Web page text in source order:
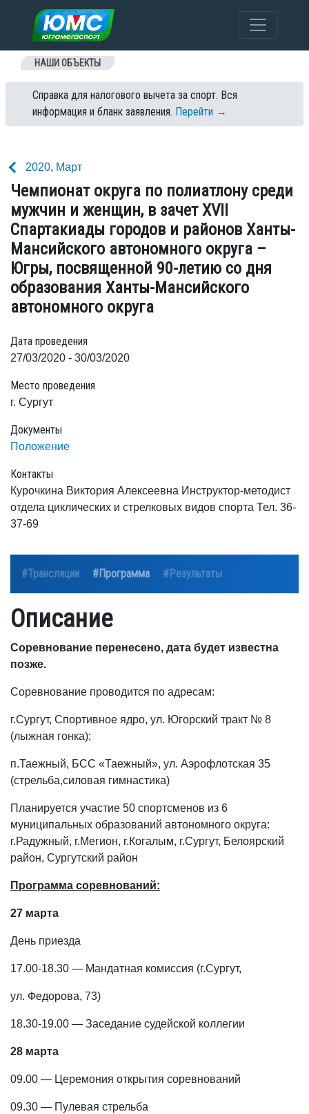
Перейти к содержанию
НАШИ ОБЪЕКТЫ
Справка для налогового вычета за спорт. Вся
информация и бланк заявления. Перейти →
2020, Март
Чемпионат округа по полиатлону среди
мужчин и женщин, в зачет XVII
Спартакиады городов и районов Ханты-
Мансийского автономного округа –
Югры, посвященной 90-летию со дня
образования Ханты-Мансийского
автономного округа
Дата проведения
27/03/2020 - 30/03/2020
Место проведения
г. Сургут
Документы
Положение
Контакты
Курочкина Виктория Алексеевна Инструктор-методист
отдела циклических и стрелковых видов спорта Тел. 36-
37-69
#Трансляции #Программа #Результаты
Описание
Соревнование перенесено, дата будет известна
позже.
Соревнование проводится по адресам:
г.Сургут, Спортивное ядро, ул. Югорский тракт № 8
(лыжная гонка);
п.Таежный, БСС «Таежный», ул. Аэрофлотская 35
(стрельба,силовая гимнастика)
Планируется участие 50 спортсменов из 6
муниципальных образований автономного округа:
г.Радужный, г.Мегион, г.Когалым, г.Сургут, Белоярский
район, Сургутский район
Программа соревнований:
27 марта
День приезда
17.00-18.30 — Мандатная комиссия (г.Сургут,
ул. Федорова, 73)
18.30-19.00 — Заседание судейской коллегии
28 марта
09.00 — Церемония открытия соревнований
09.30 — Пулевая стрельба